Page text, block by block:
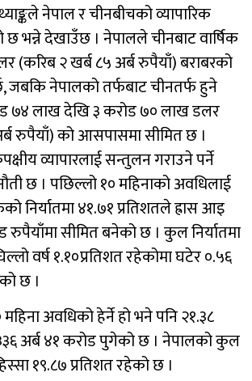
नेपाल र चीनबीचको व्यापारिक
भन्ने देखाउँछ । नेपालले चीनबाट वार्षिक
(करिब २ खर्ब ८५ अर्ब रुपैयाँ) बराबरको
जबकि नेपालको तर्फबाट चीनतर्फ हुने
७४ लाख देखि ३ करोड ७० लाख डलर
रुपैयाँ) को आसपासमा सीमित छ ।
व्यापारलाई सन्तुलन गराउने पर्ने
छ । पछिल्लो १० महिनाको अवधिलाई
निर्यातमा ४१.७१ प्रतिशतले ह्रास आइ
रुपैयाँमा सीमित बनेको छ । कुल निर्यातमा
वर्ष १.१०प्रतिशत रहेकोमा घटेर ०.५६
छ ।
अवधिको हेर्ने हो भने पनि २१.३८
अर्ब ४१ करोड पुगेको छ । नेपालको कुल
१९.८७ प्रतिशत रहेको छ ।